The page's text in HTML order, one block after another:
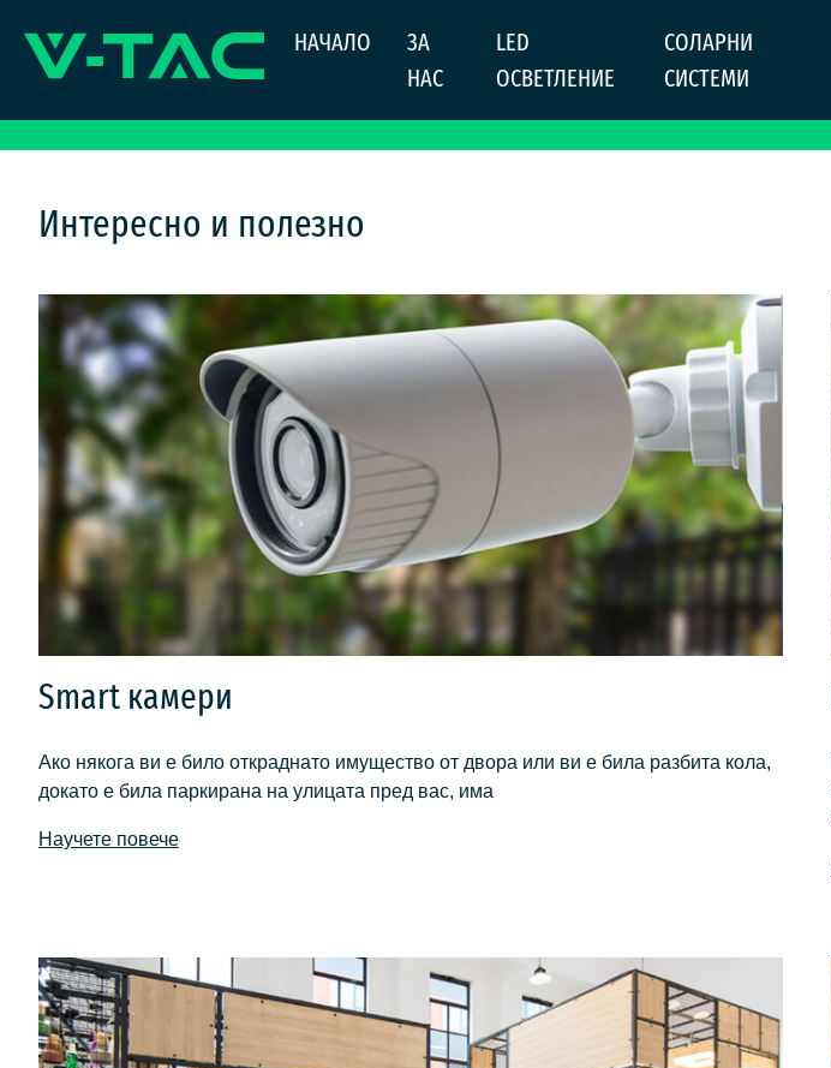
content
НАЧАЛО
ЗА
НАС
LED
ОСВЕТЛЕНИЕ
СОЛАРНИ
СИСТЕМИ
Интересно и полезно
Smart камери
Ако някога ви е било откраднато имущество от двора или ви е била разбита кола,
докато е била паркирана на улицата пред вас, има
Научете повече